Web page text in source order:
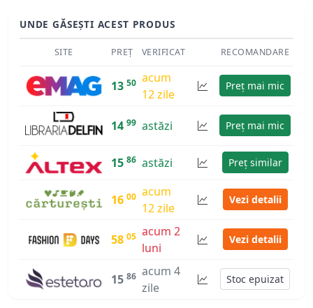
UNDE GĂSEȘTI ACEST PRODUS
SITE PREȚ VERIFICAT RECOMANDARE
13 50 acum
12 zile
Preț mai mic
14 99 astăzi Preț mai mic
15 86 astăzi Preț similar
16 00 acum
12 zile
Vezi detalii
58 05 acum 2
luni
Vezi detalii
15 86 acum 4
zile
Stoc epuizat